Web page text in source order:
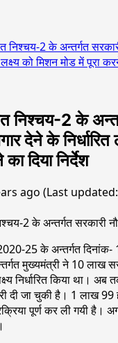
निश्चय-2 के अन्तर्गत
को मिशन मोड में पूरा
निश्चय-2 के
देने के निर्धारित
दिया निर्देश
ago (Last
25 के अन्तर्गत
मुख्यमंत्री ने 10 लाख
निर्धारित किया था।
दी जा चुकी है। 1 लाख 99
पूर्ण कर ली गयी है।